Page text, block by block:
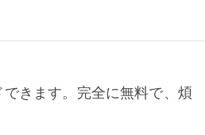
きます。完全に無料で、煩